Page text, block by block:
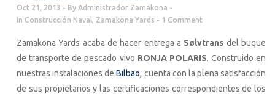
Oct 21, 2013 By Administrador Zamakona
In Construcción Naval, Zamakona Yards 1 Comment
Zamakona Yards acaba de hacer entrega a Sølvtrans del buque
de transporte de pescado vivo RONJA POLARIS. Construido en
nuestras instalaciones deBilbao, cuenta con la plena satisfacción
de sus propietarios y las certificaciones correspondientes de los